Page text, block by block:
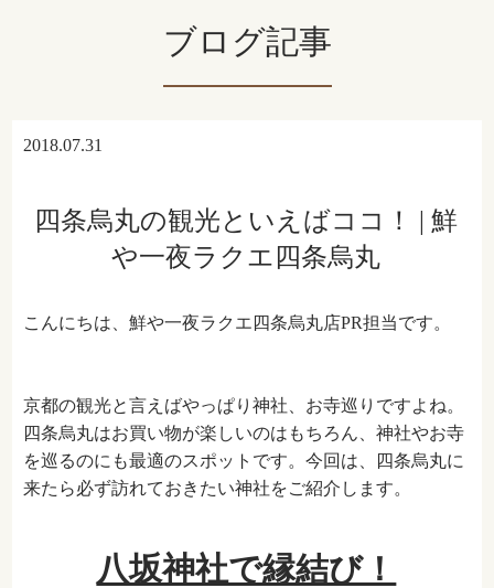
ブログ記事
2018.07.31
四条烏丸の観光といえばココ！ | 鮮
や一夜ラクエ四条烏丸
こんにちは、鮮や一夜ラクエ四条烏丸店PR担当です。
京都の観光と言えばやっぱり神社、お寺巡りですよね。
四条烏丸はお買い物が楽しいのはもちろん、神社やお寺
を巡るのにも最適のスポットです。今回は、四条烏丸に
来たら必ず訪れておきたい神社をご紹介します。
八坂神社で縁結び！